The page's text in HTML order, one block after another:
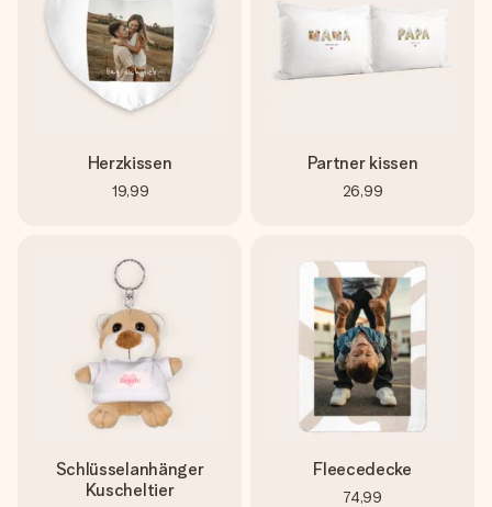
Herzkissen
19,99
Partner kissen
26,99
Schlüsselanhänger
Kuscheltier
Fleecedecke
74,99